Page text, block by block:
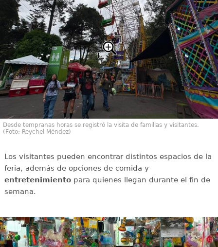
Desde tempranas horas se registró la visita de familias y visitantes.
(Foto: Reychel Méndez)
Los visitantes pueden encontrar distintos espacios de la
feria, además de opciones de comida y
entretenimientopara quienes llegan durante el fin de
semana.